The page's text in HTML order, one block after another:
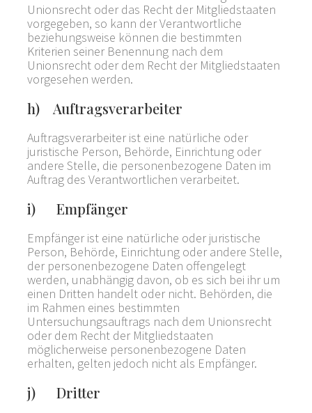
Unionsrecht oder das Recht der Mitgliedstaaten
vorgegeben, so kann der Verantwortliche
beziehungsweise können die bestimmten
Kriterien seiner Benennung nach dem
Unionsrecht oder dem Recht der Mitgliedstaaten
vorgesehen werden.
h) Auftragsverarbeiter
Auftragsverarbeiter ist eine natürliche oder
juristische Person, Behörde, Einrichtung oder
andere Stelle, die personenbezogene Daten im
Auftrag des Verantwortlichen verarbeitet.
i) Empfänger
Empfänger ist eine natürliche oder juristische
Person, Behörde, Einrichtung oder andere Stelle,
der personenbezogene Daten offengelegt
werden, unabhängig davon, ob es sich bei ihr um
einen Dritten handelt oder nicht. Behörden, die
im Rahmen eines bestimmten
Untersuchungsauftrags nach dem Unionsrecht
oder dem Recht der Mitgliedstaaten
möglicherweise personenbezogene Daten
erhalten, gelten jedoch nicht als Empfänger.
j) Dritter